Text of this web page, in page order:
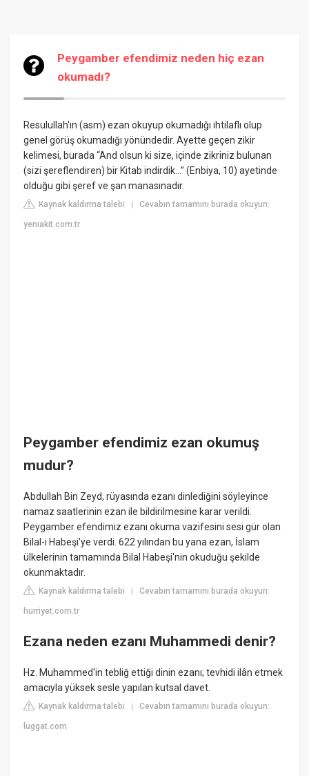
Peygamber efendimiz neden hiç ezan
okumadı?
Resulullah'ın (asm) ezan okuyup okumadığı ihtilaflı olup
genel görüş okumadığı yönündedir. Ayette geçen zikir
kelimesi, burada “And olsun ki size, içinde zikriniz bulunan
(sizi şereflendiren) bir Kitab indirdik…” (Enbiya, 10) ayetinde
olduğu gibi şeref ve şan manasınadır.
Kaynak kaldırma talebi |Cevabın tamamını burada okuyun:
yeniakit.com.tr
Peygamber efendimiz ezan okumuş
mudur?
Abdullah Bin Zeyd, rüyasında ezanı dinlediğini söyleyince
namaz saatlerinin ezan ile bildirilmesine karar verildi.
Peygamber efendimiz ezanı okuma vazifesini sesi gür olan
Bilal-i Habeşi'ye verdi. 622 yılından bu yana ezan, İslam
ülkelerinin tamamında Bilal Habeşi'nin okuduğu şekilde
okunmaktadır.
Kaynak kaldırma talebi |Cevabın tamamını burada okuyun:
hurriyet.com.tr
Ezana neden ezanı Muhammedi denir?
Hz. Muhammed'in tebliğ ettiği dinin ezanı; tevhidi ilân etmek
amacıyla yüksek sesle yapılan kutsal davet.
Kaynak kaldırma talebi |Cevabın tamamını burada okuyun:
luggat.com